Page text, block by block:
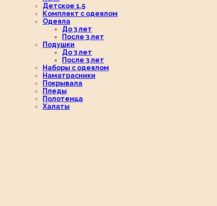
Детское 1,5
Комплект с одеялом
Одеяла
До 3 лет
После 3 лет
Подушки
До 3 лет
После 3 лет
Наборы с одеялом
Наматрасники
Покрывала
Пледы
Полотенца
Халаты